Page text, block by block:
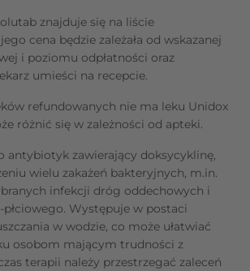
znajduje się na liście
cena będzie zależała od wskazanej
i poziomu odpłatności oraz
umieści na recepcie.
refundowanych nie ma leku Unidox
różnić się w zależności od apteki.
antybiotyk zawierający doksycyklinę,
wielu zakażeń bakteryjnych, m.in.
infekcji dróg oddechowych i
płciowego. Występuje w postaci
w wodzie, co może ułatwiać
osobom mającym trudności z
terapii należy przestrzegać zaleceń